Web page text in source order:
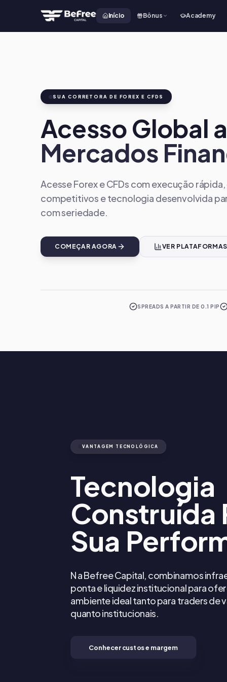
Início Bônus Academy
SUA CORRETORA DE FOREX E CFDS
Acesso Global
Mercados
Acesse Forex e CFDs com execução
competitivos e tecnologia desenvolvida
com seriedade.
COMEÇAR AGORA VER PLATAFORMAS
SPREADS A PARTIR DE 0.1 PIP
VANTAGEM TECNOLÓGICA
Tecnologia
Construída
Sua
Na Befree Capital, combinamos
ponta e liquidez institucional para
ambiente ideal tanto para traders de
quanto institucionais.
Conhecer custos e margem